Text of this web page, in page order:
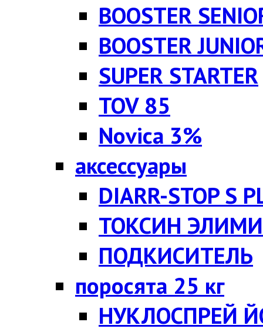
BOOSTER
BOOSTER
SUPER STARTER
TOV 85
Novica 3%
аксессуары
DIARR-STOP S
ТОКСИН
ПОДКИСИТЕЛЬ
поросята 25 кг
НУКЛОСПРЕЙ